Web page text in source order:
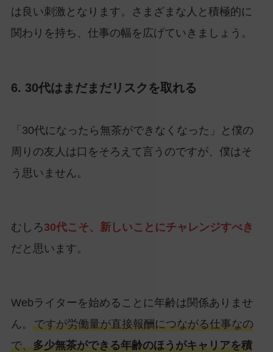
は良い刺激となります。さまざまな人と積極的に
関わりを持ち、仕事の幅を広げていきましょう。
6. 30代はまだまだリスクを取れる
「30代になったら無茶ができなくなった」と僕の
周りの友人は口をそろえて言うのですが、僕はそ
う思いません。
むしろ30代こそ、新しいことにチャレンジすべき
だと思います。
Webライターを始めることに年齢は関係ありませ
ん。 ですが労働量が直接報酬につながる仕事なの
で、多少無茶ができる年齢のほうがキャリアを積